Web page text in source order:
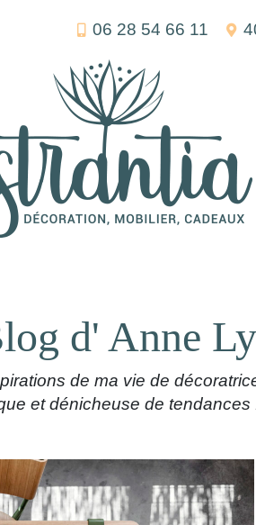
06 28 54 66 11
d' Anne
de ma vie de
et dénicheuse de tendances